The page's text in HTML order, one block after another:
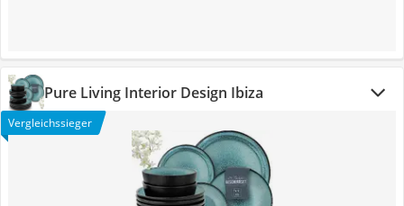
Pure Living Interior Design Ibiza
Vergleichssieger